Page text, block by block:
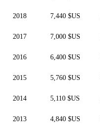
2018 7,440 $US
2017 7,000 $US
2016 6,400 $US
2015 5,760 $US
2014 5,110 $US
2013 4,840 $US